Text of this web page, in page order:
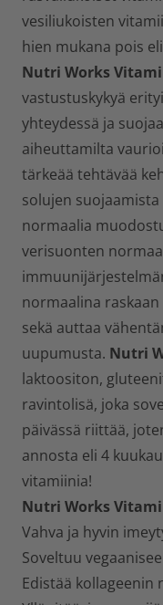
vesiliukoisten
hien mukana pois
Nutri Works
vastustuskykyä
yhteydessä ja
aiheuttamilta
tärkeää tehtävää
solujen
normaalia
verisuonten
normaalina
sekä auttaa
uupumusta. Nutri
laktoositon,
ravintolisä, joka
päivässä riittää,
annosta eli 4
vitamiinia!
Nutri Works
Vahva ja hyvin
Soveltuu
Edistää